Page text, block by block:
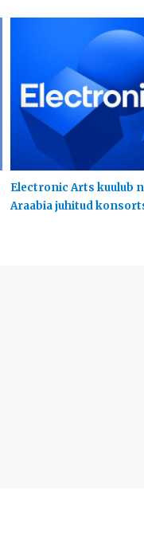
Electronic Arts kuulub
Araabia juhitud